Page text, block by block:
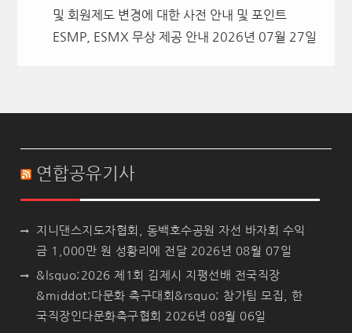
및 회원제도 변경에 대한 사전 안내 및 포인트
ESMP, ESMX 무상 제공 안내 2026년 07월 27일
연합공유기사
지니댄스지도자협회, 동백호수공원 자선 바자회 수익
금 1,000만 원 성황리에 전달 2026년 08월 07일
&lsquo;2026 제1회 김제시 지평선배 전국직장
&middot;다문화 축구대회&rsquo; 참가팀 모집, 한
국직장인다문화축구협회 2026년 08월 06일